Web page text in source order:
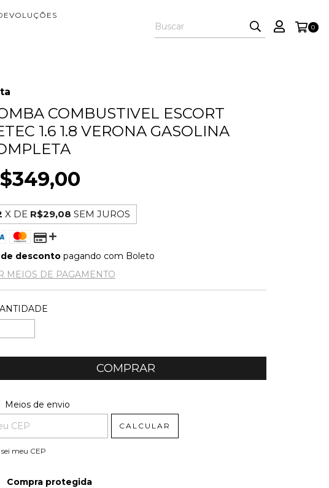
0
COMBUSTIVEL ESCORT
1.6 1.8 VERONA GASOLINA
X DE R$29,08 SEM JUROS
de desconto pagando com Boleto
MEIOS DE PAGAMENTO
para o CEP:
Meios de envio
CALCULAR
sei meu CEP
Compra protegida